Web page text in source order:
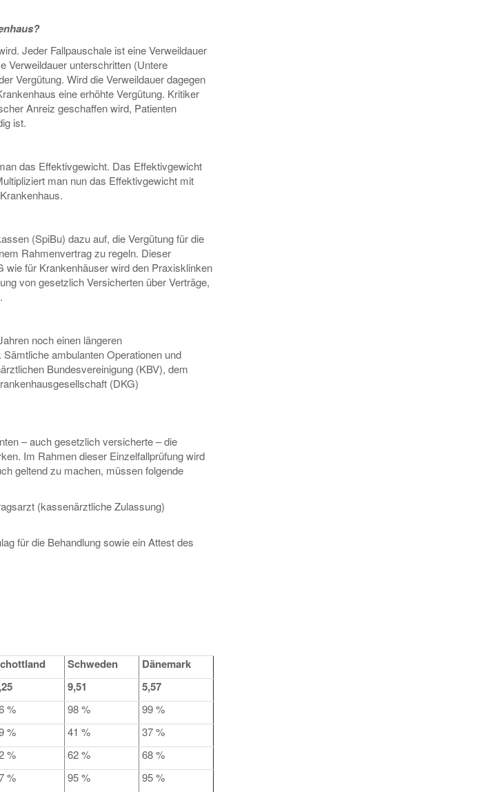
Jeder Fallpauschale ist eine Verweildauer
Verweildauer unterschritten (Untere
Vergütung. Wird die Verweildauer dagegen
eine erhöhte Vergütung. Kritiker
Anreiz geschaffen wird, Patienten
ist.
das Effektivgewicht. Das Effektivgewicht
man nun das Effektivgewicht mit
(SpiBu) dazu auf, die Vergütung für die
Rahmenvertrag zu regeln. Dieser
wie für Krankenhäuser wird den Praxisklinken
von gesetzlich Versicherten über Verträge,
noch einen längeren
ambulanten Operationen und
Bundesvereinigung (KBV), dem
(DKG)
– auch gesetzlich versicherte – die
Im Rahmen dieser Einzelfallprüfung wird
geltend zu machen, müssen folgende
(kassenärztliche Zulassung)
für die Behandlung sowie ein Attest des
Schweden
Dänemark
9,51 5,57
% 98 %
99 %
% 41 %
37 %
% 62 %
68 %
% 95 % 95 %